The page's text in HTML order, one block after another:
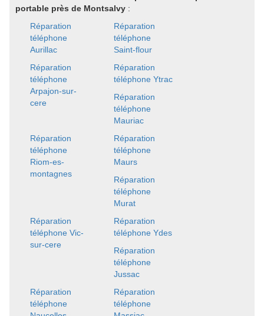
portable près de Montsalvy :
Réparation
téléphone
Aurillac
Réparation
téléphone
Saint-flour
Réparation
téléphone
Arpajon-sur-
cere
Réparation
téléphone Ytrac
Réparation
téléphone
Mauriac
Réparation
téléphone
Riom-es-
montagnes
Réparation
téléphone
Maurs
Réparation
téléphone
Murat
Réparation
téléphone Vic-
sur-cere
Réparation
téléphone Ydes
Réparation
téléphone
Jussac
Réparation
téléphone
Réparation
téléphone